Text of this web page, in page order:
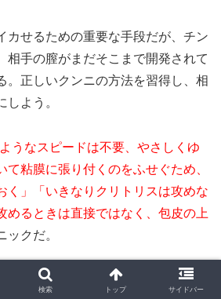
カせるための重要な手段だが、チン
相手の膣がまだそこまで開発されて
。正しいクンニの方法を習得し、相
よう。
ようなスピードは不要、やさしくゆ
て粘膜に張り付くのをふせぐため、
く」「いきなりクリトリスは攻めな
めるときは直接ではなく、包皮の上
ックだ。
なるが、AVのような派手なアクシ
検索 トップ サイドバー